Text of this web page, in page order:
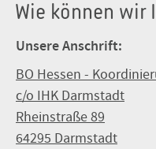
Wie können wir
Unsere Anschrift:
BO Hessen -
c/o IHK Darmstadt
Rheinstraße 89
64295 Darmstadt